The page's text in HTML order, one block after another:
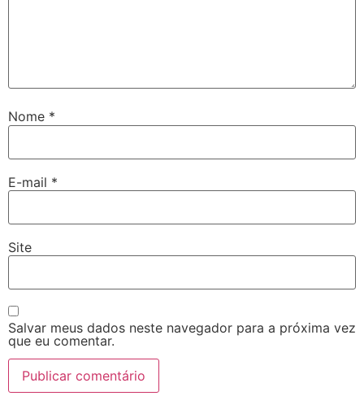
Nome *
E-mail *
Site
Salvar meus dados neste navegador para a próxima vez
que eu comentar.